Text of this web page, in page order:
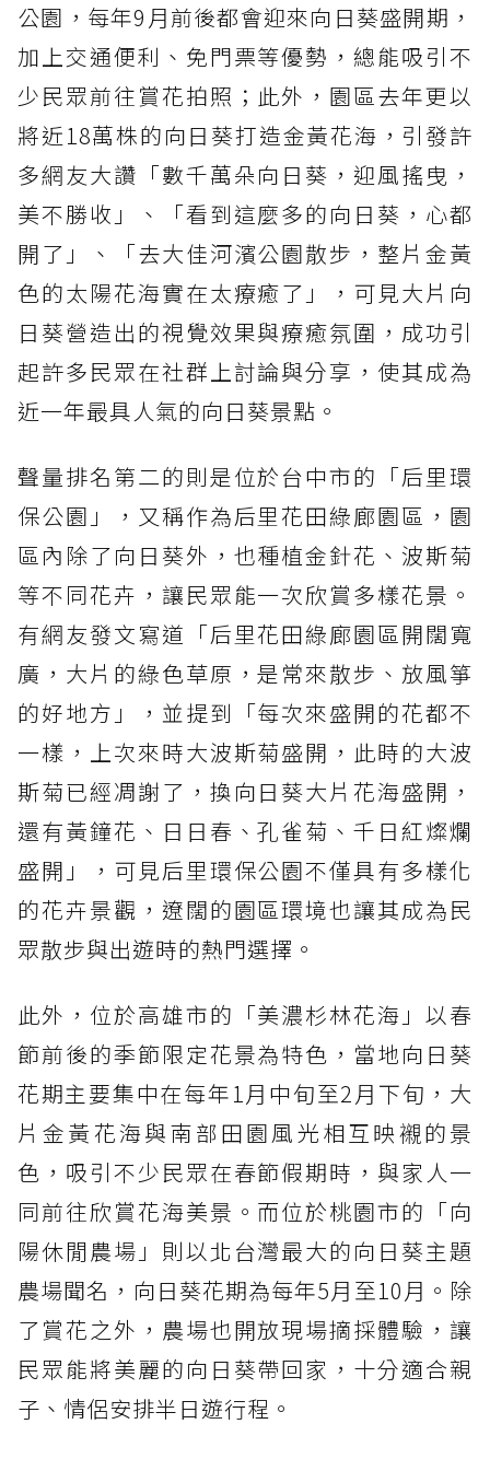
公園，每年9月前後都會迎來向日葵盛開期，
加上交通便利、免門票等優勢，總能吸引不
少民眾前往賞花拍照；此外，園區去年更以
將近18萬株的向日葵打造金黃花海，引發許
多網友大讚「數千萬朵向日葵，迎風搖曳，
美不勝收」、「看到這麼多的向日葵，心都
開了」、「去大佳河濱公園散步，整片金黃
色的太陽花海實在太療癒了」，可見大片向
日葵營造出的視覺效果與療癒氛圍，成功引
起許多民眾在社群上討論與分享，使其成為
近一年最具人氣的向日葵景點。
聲量排名第二的則是位於台中市的「后里環
保公園」，又稱作為后里花田綠廊園區，園
區內除了向日葵外，也種植金針花、波斯菊
等不同花卉，讓民眾能一次欣賞多樣花景。
有網友發文寫道「后里花田綠廊園區開闊寬
廣，大片的綠色草原，是常來散步、放風箏
的好地方」，並提到「每次來盛開的花都不
一樣，上次來時大波斯菊盛開，此時的大波
斯菊已經凋謝了，換向日葵大片花海盛開，
還有黃鐘花、日日春、孔雀菊、千日紅燦爛
盛開」，可見后里環保公園不僅具有多樣化
的花卉景觀，遼闊的園區環境也讓其成為民
眾散步與出遊時的熱門選擇。
此外，位於高雄市的「美濃杉林花海」以春
節前後的季節限定花景為特色，當地向日葵
花期主要集中在每年1月中旬至2月下旬，大
片金黃花海與南部田園風光相互映襯的景
色，吸引不少民眾在春節假期時，與家人一
同前往欣賞花海美景。而位於桃園市的「向
陽休閒農場」則以北台灣最大的向日葵主題
農場聞名，向日葵花期為每年5月至10月。除
了賞花之外，農場也開放現場摘採體驗，讓
民眾能將美麗的向日葵帶回家，十分適合親
子、情侶安排半日遊行程。